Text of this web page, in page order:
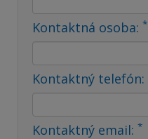
Kontaktná osoba: *
Kontaktný telefón:
Kontaktný email: *